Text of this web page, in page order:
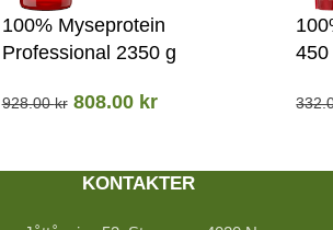
100% Myseprotein
Professional 2350 g
928.00kr 808.00 kr
450
KONTAKTER